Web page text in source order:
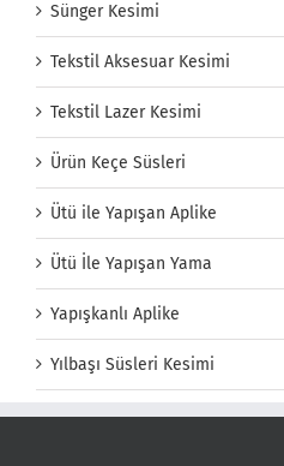
Sünger Kesimi
Tekstil Aksesuar Kesimi
Tekstil Lazer Kesimi
Ürün Keçe Süsleri
Ütü ile Yapışan Aplike
Ütü İle Yapışan Yama
Yapışkanlı Aplike
Yılbaşı Süsleri Kesimi